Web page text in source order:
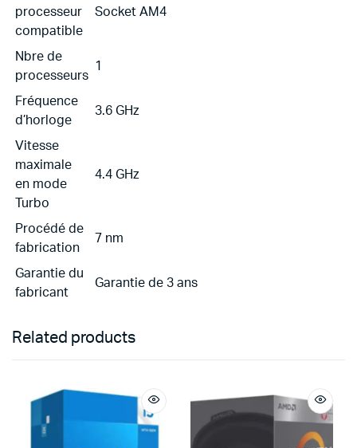
processeur
compatible
Socket AM4
Nbre de
processeurs
1
Fréquence
d’horloge
3.6 GHz
Vitesse
maximale
en mode
Turbo
4.4 GHz
Procédé de
fabrication
7 nm
Garantie du
fabricant
Garantie de 3 ans
Related products